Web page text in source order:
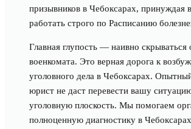
призывников в Чебоксарах, принуждая
работать строго по Расписанию
Главная глупость — наивно скрываться
военкомата. Это верная дорога к
уголовного дела в Чебоксарах.
юрист не даст перевести вашу
уголовную плоскость. Мы помогаем
полноценную диагностику в